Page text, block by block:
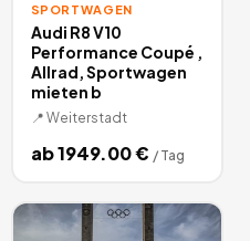
SPORTWAGEN
Audi R8 V10
Performance Coupé ,
Allrad, Sportwagen
mieten b
📍 Weiterstadt
ab1949.00€ / Tag